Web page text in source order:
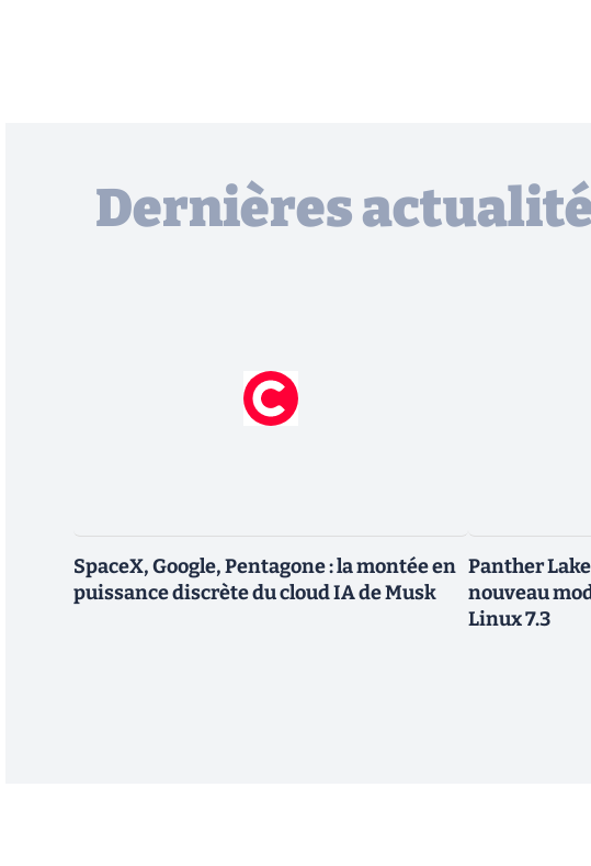
Dernières
SpaceX, Google, Pentagone : la montée en
puissance discrète du cloud IA de Musk
Panther
nouveau
Linux 7.3